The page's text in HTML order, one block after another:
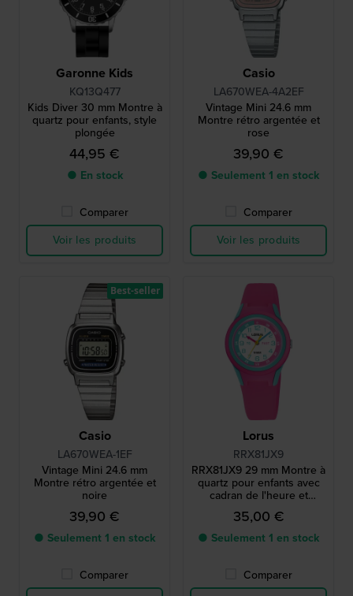
Garonne Kids
KQ13Q477
Kids Diver 30 mm Montre à
quartz pour enfants, style
plongée
44,95 €
● En stock
Comparer
Voir les produits
Casio
LA670WEA-4A2EF
Vintage Mini 24.6 mm
Montre rétro argentée et
rose
39,90 €
● Seulement 1 en stock
Comparer
Voir les produits
Casio
LA670WEA-1EF
Vintage Mini 24.6 mm
Montre rétro argentée et
noire
39,90 €
● Seulement 1 en stock
Comparer
Best-seller
Lorus
RRX81JX9
RRX81JX9 29 mm Montre à
quartz pour enfants avec
cadran de l'heure et
bracelet en silicone
35,00 €
● Seulement 1 en stock
Comparer